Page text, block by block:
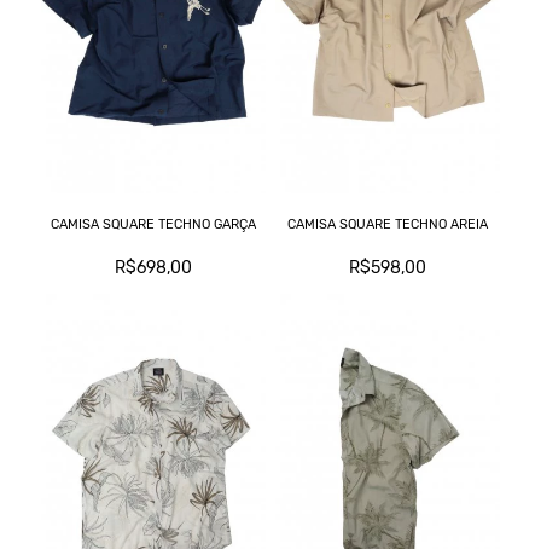
CAMISA SQUARE TECHNO GARÇA
R$698,00
CAMISA SQUARE TECHNO AREIA
R$598,00